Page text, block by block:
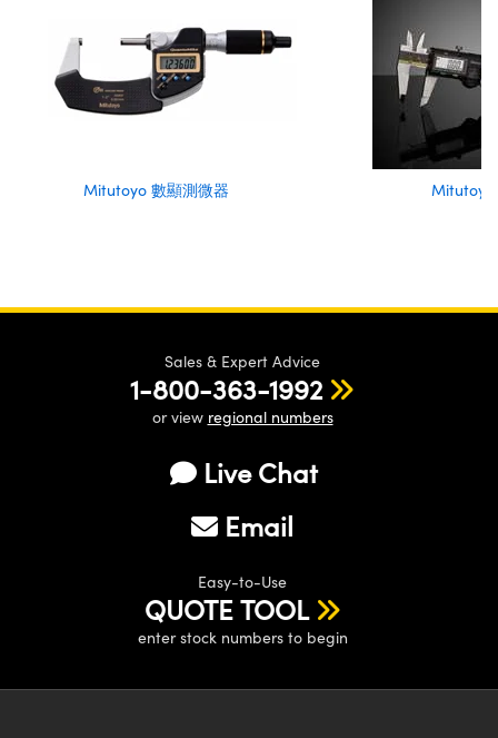
Mitutoyo 數顯測微器 Mitutoyo
Sales & Expert Advice
1-800-363-1992
or view regional numbers
Live Chat
Email
Easy-to-Use
QUOTE TOOL
enter stock numbers to begin